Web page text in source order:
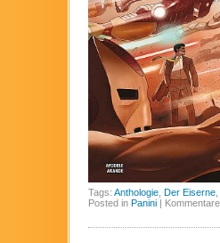
Tags: Anthologie Der Eiserne
Posted in Panini |